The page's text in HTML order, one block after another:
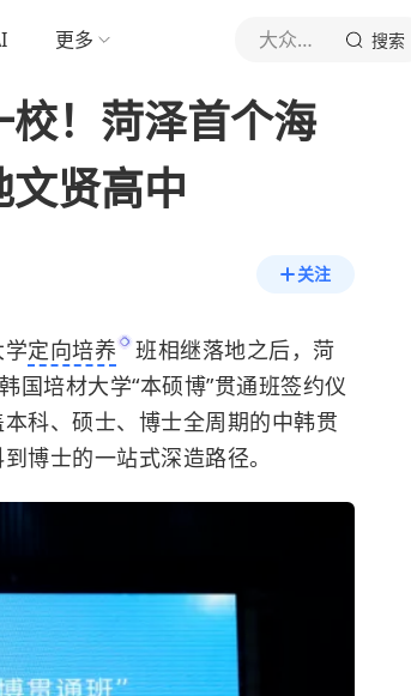
更多 大众日报 搜索
！菏泽首个海
贤高中
关注
定向培养
班相继落地之后，菏
国培材大学“本硕博”贯通班签约仪
科、硕士、博士全周期的中韩贯
博士的一站式深造路径。